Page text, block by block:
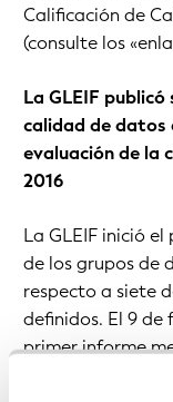
Calificación de
(consulte los
La GLEIF
calidad de datos
evaluación de la
2016
La GLEIF inició
de los grupos de
respecto a siete
definidos. El 9 de
primer informe